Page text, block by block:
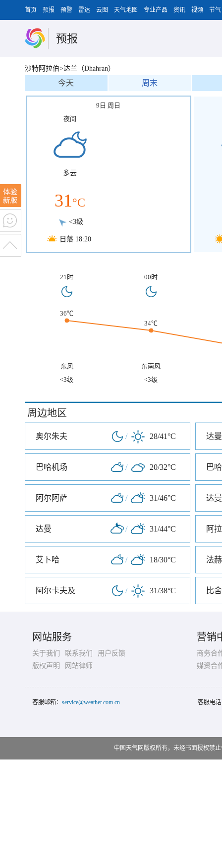
首页 预报 预警 雷达 云图 天气地图 专业产品 资讯 视频 节气
预报
沙特阿拉伯>达兰（Dhahran）
今天 周末
9日 周日
夜间
多云
31°C
<3级
日落 18:20
21时 00时
36℃
34℃
东风
东南风
<3级
<3级
周边地区
奥尔朱夫 / 28/41°C 达
巴哈机场 / 20/32°C 巴哈
阿尔阿萨 / 31/46°C 达曼
达曼 / 31/44°C 阿
艾卜哈 / 18/30°C 法
阿尔卡夫及 / 31/38°C 比舍
网站服务
关于我们 联系我们
用户反馈
版权声明
网站律师
营销
商务合
媒资合
客服邮箱： service@weather.com.cn 客服电
中国天气网版权所有，未经书面授权